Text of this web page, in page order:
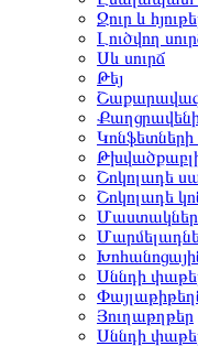
Ջուր և
Լուծվող
Սև սուրճ
Թեյ
Շոկոլադե
Շոկոլադե
Մաստակներ
Սննդի
Յուղաթղթեր
Սննդի